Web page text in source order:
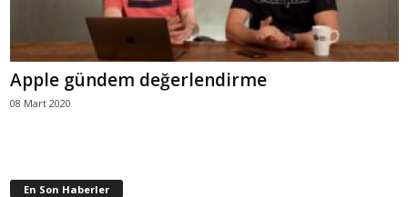
Apple gündem değerlendirme
08 Mart 2020
En Son Haberler